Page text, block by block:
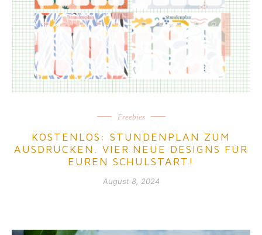
Freebies
KOSTENLOS: STUNDENPLAN ZUM
AUSDRUCKEN. VIER NEUE DESIGNS FÜR
EUREN SCHULSTART!
August 8, 2024